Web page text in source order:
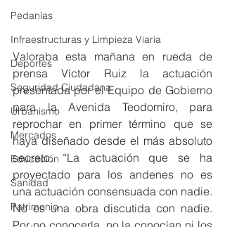
Pedanías
Infraestructuras y Limpieza Viaria
Deportes
Seguridad Ciudadana
Urbanismo
Mercados
Educación
Sanidad
Patrimonio
Valoraba esta mañana en rueda de
prensa Víctor Ruiz la actuación
presentada por el Equipo de Gobierno
para la Avenida Teodomiro, para
reprochar en primer término que se
haya diseñado desde el más absoluto
secreto. “La actuación que se ha
proyectado para los andenes no es
una actuación consensuada con nadie.
No es una obra discutida con nadie.